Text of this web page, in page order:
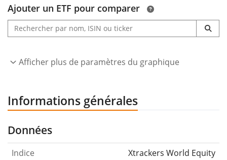
Ajouter un ETF pour comparer
Afficher plus de paramètres du graphique
Informations générales
Données
Indice
Xtrackers World Equity